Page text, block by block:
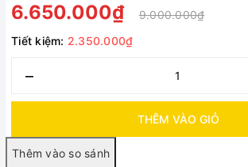
6.650.000₫
9.000.000₫
Tiết kiệm: 2.350.000₫
–
THÊM VÀO GIỎ